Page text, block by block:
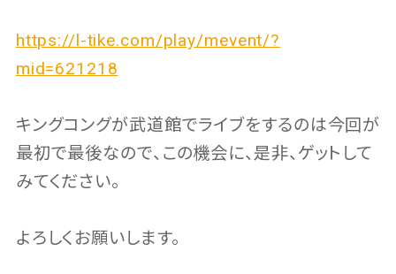
https://l-tike.com/play/mevent/?
mid=621218
キングコングが武道館でライブをするのは今回が
最初で最後なので、この機会に、是非、ゲットして
みてください。
よろしくお願いします。